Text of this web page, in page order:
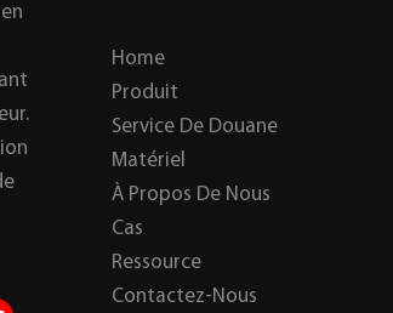
Home
Produit
Service De Douane
Matériel
À Propos De Nous
Cas
Ressource
Contactez-Nous